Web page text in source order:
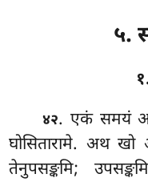
५.
४२. एकं समयं
घोसितारामे. अथ खो
तेनुपसङ्कमि;